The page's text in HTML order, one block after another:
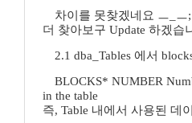
차이를 못찾겠네요 ㅡ_ㅡ;
더 찾아보구 Update 하겠습
2.1 dba_Tables 에서
BLOCKS* NUMBER
in the table
즉, Table 내에서 사용된 데